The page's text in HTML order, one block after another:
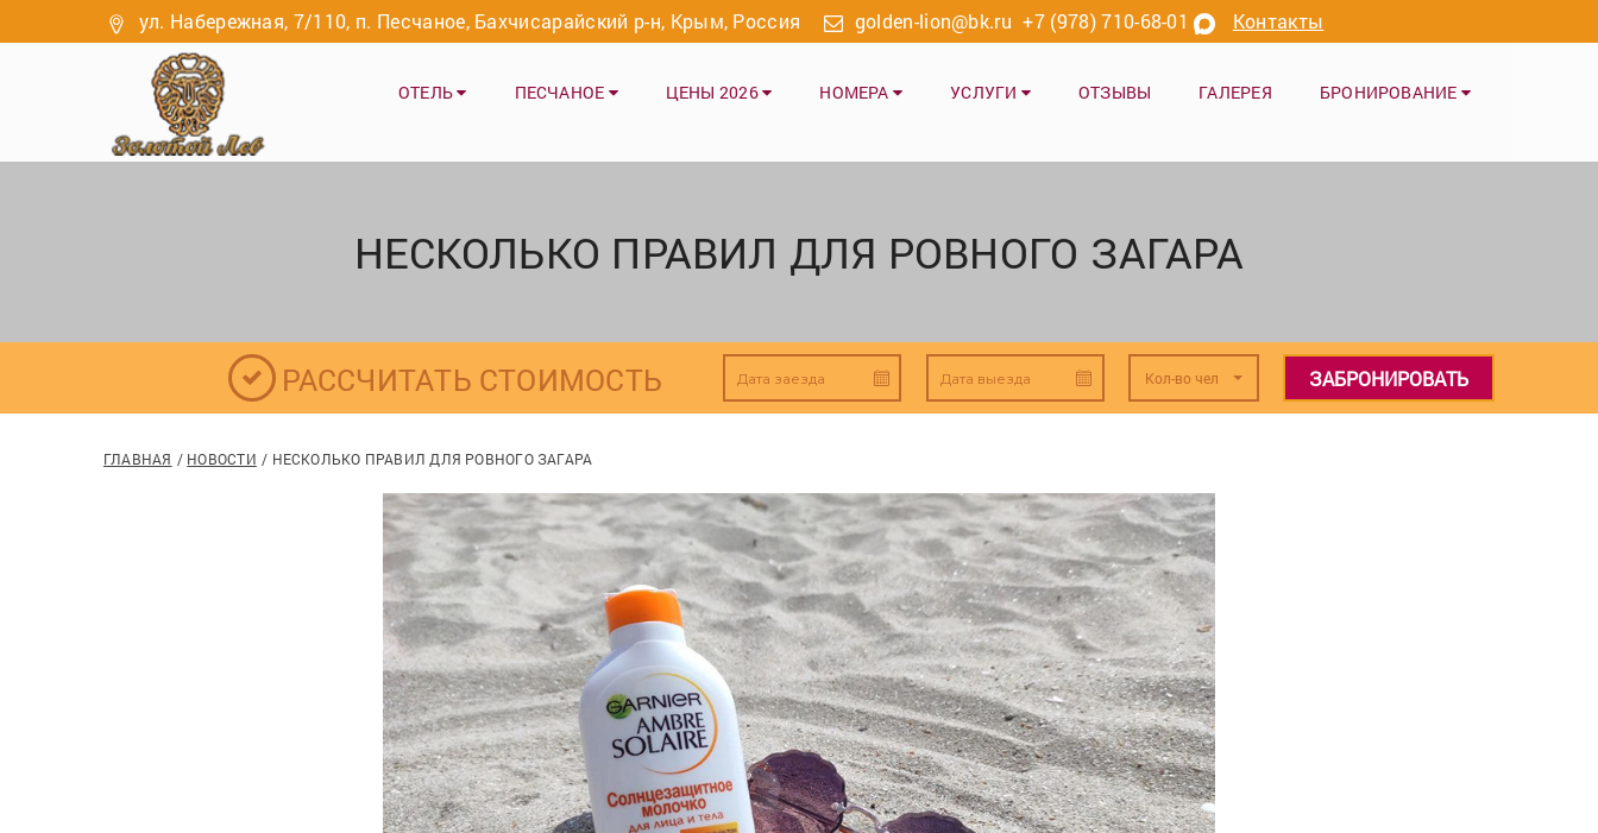
ул. Набережная, 7/110, п. Песчаное, Бахчисарайский р-н, Крым, Россия golden-lion@bk.ru +7 (978) 710-68-01 Контакты
ОТЕЛЬ ПЕСЧАНОЕ ЦЕНЫ 2026 НОМЕРА УСЛУГИ ОТЗЫВЫ ГАЛЕРЕЯ БРОНИРОВАНИЕ
НЕСКОЛЬКО ПРАВИЛ ДЛЯ РОВНОГО ЗАГАРА
РАССЧИТАТЬ СТОИМОСТЬ Кол-во чел ЗАБРОНИРОВАТЬ
ГЛАВНАЯ НОВОСТИ НЕСКОЛЬКО ПРАВИЛ ДЛЯ РОВНОГО ЗАГАРА